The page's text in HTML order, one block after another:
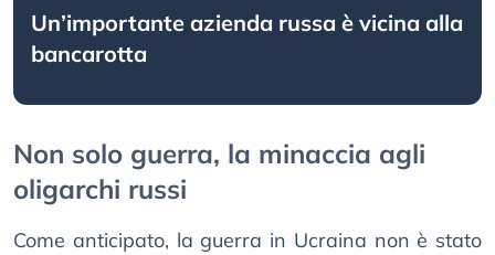
Un’importante azienda russa è vicina alla
bancarotta
Non solo guerra, la minaccia agli
oligarchi russi
Come anticipato, la guerra in Ucraina non è stato